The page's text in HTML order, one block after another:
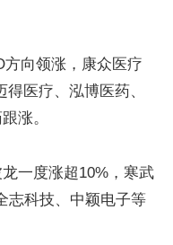
方向领涨，康众医疗
医疗、泓博医药、
涨。
一度涨超10%，寒武
志科技、中颖电子等